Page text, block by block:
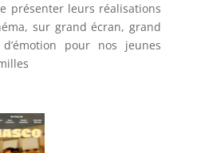
présenter leurs réalisations
sur grand écran, grand
pour nos jeunes